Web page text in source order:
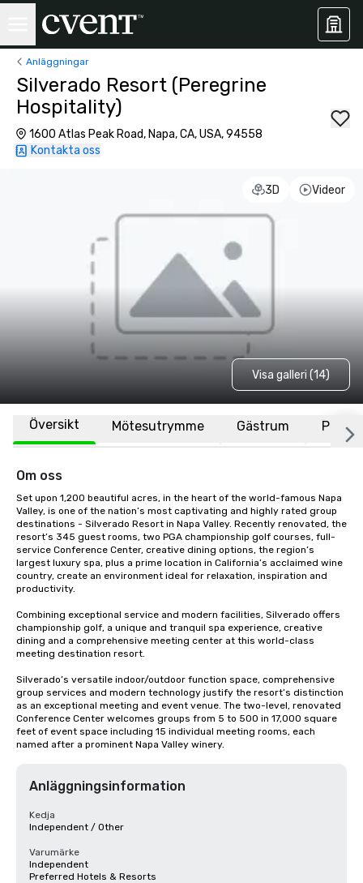
Anläggningar
Silverado Resort (Peregrine
Hospitality)
1600 Atlas Peak Road, Napa, CA, USA, 94558
Kontakta oss
3D Videor
Visa galleri (14)
Översikt Mötesutrymme Gästrum Plats
Om oss
Set upon 1,200 beautiful acres, in the heart of the world-famous Napa
Valley, is one of the nation’s most captivating and highly rated group
destinations - Silverado Resort in Napa Valley. Recently renovated, the
resort’s 345 guest rooms, two PGA championship golf courses, full-
service Conference Center, creative dining options, the region’s
largest luxury spa, plus a prime location in California’s acclaimed wine
country, create an environment ideal for relaxation, inspiration and
productivity.
Combining exceptional service and modern facilities, Silverado offers
championship golf, a unique and tranquil spa experience, creative
dining and a comprehensive meeting center at this world-class
meeting destination resort.
Silverado’s versatile indoor/outdoor function space, comprehensive
group services and modern technology justify the resort’s distinction
as an exceptional meeting and event venue. The two-level, renovated
Conference Center welcomes groups from 5 to 500 in 17,000 square
feet of event space including 15 individual meeting rooms, each
named after a prominent Napa Valley winery.
Anläggningsinformation
Kedja
Independent / Other
Varumärke
Independent
Preferred Hotels & Resorts